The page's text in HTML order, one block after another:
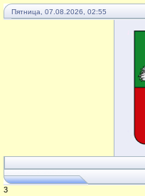
Пятница, 07.08.2026, 02:55
4